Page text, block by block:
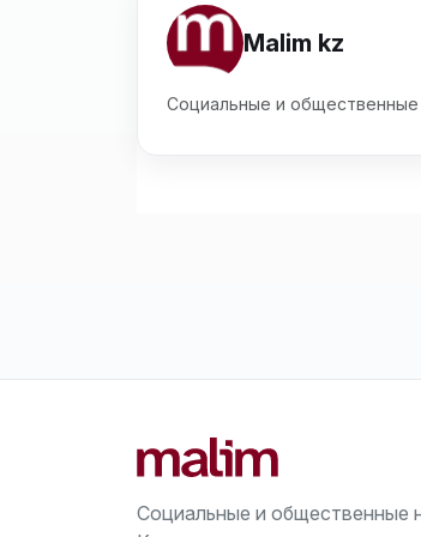
Malim kz
Социальные и общественные
Социальные и общественные